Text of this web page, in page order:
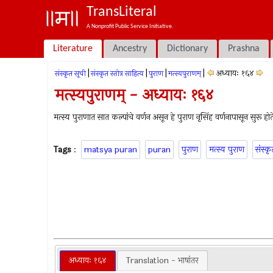
TransLiteral
A Nonprofit Public Service Initiative.
Literature Ancestry Dictionary Prashna
संस्कृत सूची संस्कृत स्तोत्र साहित्य पुराण मत्स्यपुराणम्‌ अध्यायः १६४
मत्स्यपुराणम् - अध्यायः १६४
मत्स्य पुराणात सात कल्पांचे वर्णन असून हे पुराण नृसिंह वर्णनापासून सुरू
Tags : matsya puran puran पुराण मत्स्य पुराण
अध्यायः १६४ Translation - भाषांतर